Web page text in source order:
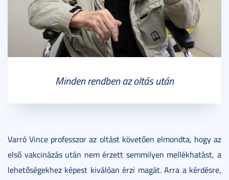
Minden rendben az oltás után
Varró Vince professzor az oltást követően elmondta, hogy az
első vakcinázás után nem érzett semmilyen mellékhatást, a
lehetőségekhez képest kiválóan érzi magát. Arra a kérdésre,